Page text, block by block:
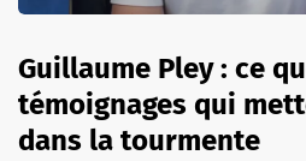
Guillaume Pley : ce
témoignages qui
dans la tourmente